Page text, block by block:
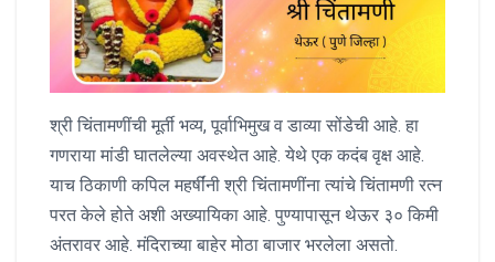
श्री चिंतामणींची मूर्ती भव्य, पूर्वाभिमुख व डाव्या सोंडेची आहे. हा
गणराया मांडी घातलेल्या अवस्थेत आहे. येथे एक कदंब वृक्ष आहे.
याच ठिकाणी कपिल महर्षींनी श्री चिंतामणींना त्यांचे चिंतामणी रत्न
परत केले होते अशी अख्यायिका आहे. पुण्यापासून थेऊर ३० किमी
अंतरावर आहे. मंदिराच्या बाहेर मोठा बाजार भरलेला असतो.